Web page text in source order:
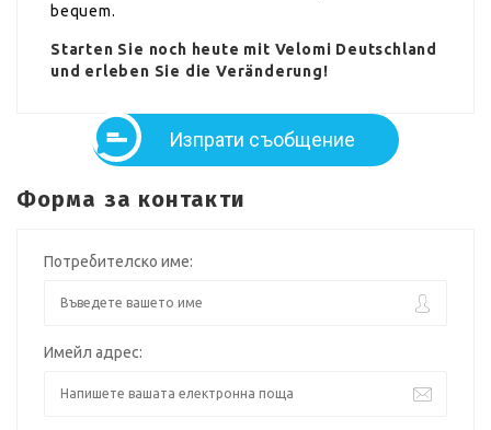
bequem.
Starten Sie noch heute mit Velomi Deutschland
und erleben Sie die Veränderung!
Изпрати съобщение
Форма за контакти
Потребителско име:
Имейл адрес: